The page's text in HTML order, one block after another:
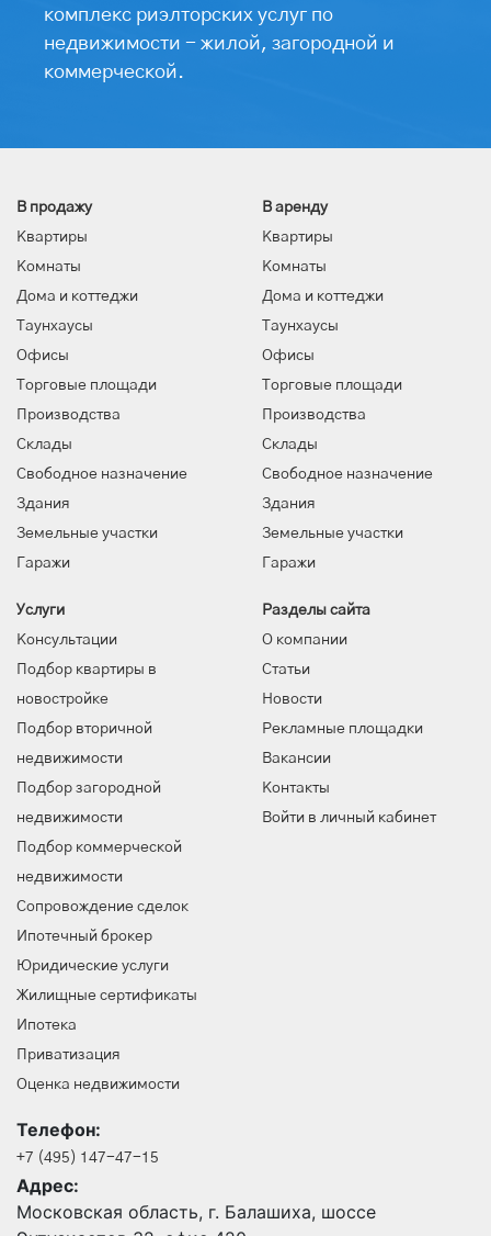
комплекс риэлторских услуг по
недвижимости - жилой, загородной и
коммерческой.
В продажу
Квартиры
Комнаты
Дома и коттеджи
Таунхаусы
Офисы
Торговые площади
Производства
Склады
Свободное назначение
Здания
Земельные участки
Гаражи
В аренду
Квартиры
Комнаты
Дома и коттеджи
Таунхаусы
Офисы
Торговые площади
Производства
Склады
Свободное назначение
Здания
Земельные участки
Гаражи
Услуги
Консультации
Подбор квартиры в
новостройке
Подбор вторичной
недвижимости
Подбор загородной
недвижимости
Подбор коммерческой
недвижимости
Сопровождение сделок
Ипотечный брокер
Юридические услуги
Жилищные сертификаты
Ипотека
Приватизация
Оценка недвижимости
Разделы сайта
О компании
Статьи
Новости
Рекламные площадки
Вакансии
Контакты
Войти в личный кабинет
Телефон:
+7 (495) 147-47-15
Адрес:
Московская область, г. Балашиха, шоссе